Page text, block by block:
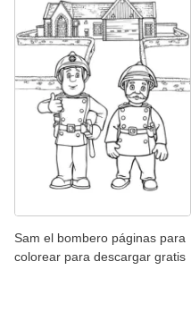
Sam el bombero páginas para
colorear para descargar gratis